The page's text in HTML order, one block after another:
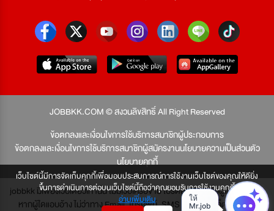
เว็บไซต์นี้มีการจัดเก็บคุกกี้เพื่อมอบประสบการณ์การใช้งานเว็บไซต์ของคุณให้ดียิ่ง
ขึ้นการดำเนินการต่อบนเว็บไซต์นี้ถือว่าคุณยอมรับการใช้งานคุกกี้
อ่านเพิ่มเติม
JOBBKK.COM © สงวนลิขสิทธิ์ All Right Reserved
ข้อตกลงและเงื่อนไขการใช้บริการสมาชิกผู้ประกอบการ
ข้อตกลงและเงื่อนไขการใช้บริการสมาชิกผู้สมัครงานนโยบายความเป็นส่วนตัว
นโยบายคุกกี้
jobbkk มีเพียงเว็บเดียวเท่านั้น ไม่มีเว็บเครือข่าย โปรดอย่าหลงเชื่อผู้แอบอ้าง และ
หากผู้ใดแอบอ้าง ไม่ว่าทาง Email, โทรศัพท์, SMS หรือทางใดก็ตาม จะถูก